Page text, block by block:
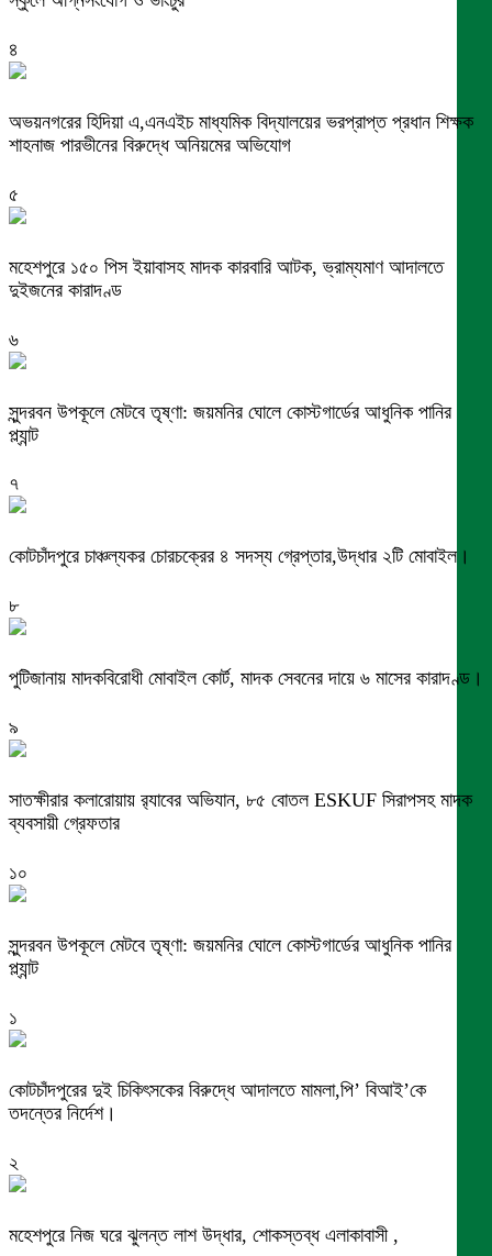
৪
অভয়নগরের হিদিয়া এ,এনএইচ মাধ্যমিক বিদ্যালয়ের ভরপ্রাপ্ত প্রধান শিক্ষক
শাহনাজ পারভীনের বিরুদ্ধে অনিয়মের অভিযোগ
৫
মহেশপুরে ১৫০ পিস ইয়াবাসহ মাদক কারবারি আটক, ভ্রাম্যমাণ আদালতে
দুইজনের কারাদণ্ড
৬
সুন্দরবন উপকূলে মেটবে তৃষ্ণা: জয়মনির ঘোলে কোস্টগার্ডের আধুনিক পানির
প্ল্যান্ট
৭
কোটচাঁদপুরে চাঞ্চল্যকর চোরচক্রের ৪ সদস্য গ্রেপ্তার,উদ্ধার ২টি মোবাইল।
৮
পুটিজানায় মাদকবিরোধী মোবাইল কোর্ট, মাদক সেবনের দায়ে ৬ মাসের কারাদণ্ড।
৯
সাতক্ষীরার কলারোয়ায় র‍্যাবের অভিযান, ৮৫ বোতল ESKUF সিরাপসহ মাদক
ব্যবসায়ী গ্রেফতার
১০
সুন্দরবন উপকূলে মেটবে তৃষ্ণা: জয়মনির ঘোলে কোস্টগার্ডের আধুনিক পানির
প্ল্যান্ট
১
কোটচাঁদপুরের দুই চিকিৎসকের বিরুদ্ধে আদালতে মামলা,পি’ বিআই’কে
তদন্তের নির্দেশ।
২
মহেশপুরে নিজ ঘরে ঝুলন্ত লাশ উদ্ধার, শোকস্তব্ধ এলাকাবাসী ,